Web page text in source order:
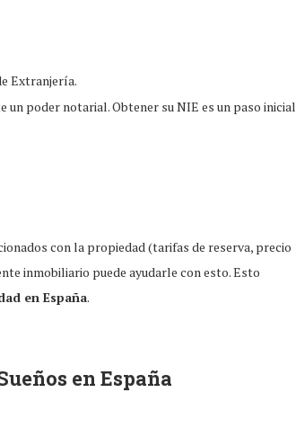
Extranjería.
un poder notarial. Obtener su NIE es un paso inicial
con la propiedad (tarifas de reserva, precio
inmobiliario puede ayudarle con esto. Esto
en España.
en España